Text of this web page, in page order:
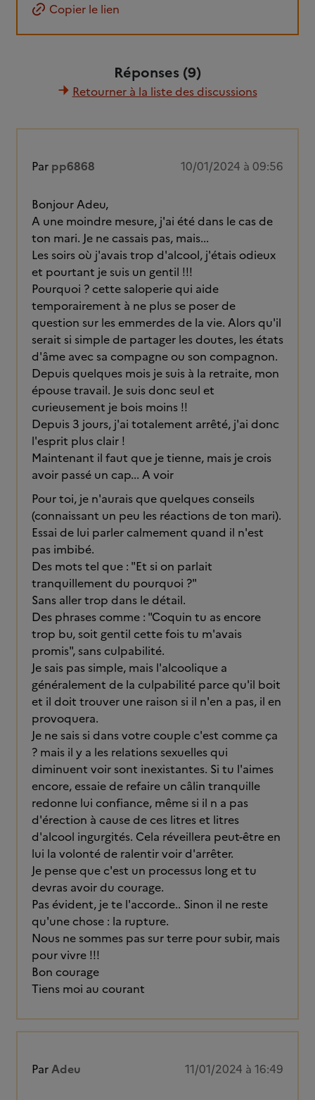
Copier le lien
Réponses (9)
Retourner à la liste des discussions
Par pp6868 10/01/2024 à 09:56
Bonjour Adeu,
A une moindre mesure, j'ai été dans le cas de
ton mari. Je ne cassais pas, mais...
Les soirs où j'avais trop d'alcool, j'étais odieux
et pourtant je suis un gentil !!!
Pourquoi ? cette saloperie qui aide
temporairement à ne plus se poser de
question sur les emmerdes de la vie. Alors qu'il
serait si simple de partager les doutes, les états
d'âme avec sa compagne ou son compagnon.
Depuis quelques mois je suis à la retraite, mon
épouse travail. Je suis donc seul et
curieusement je bois moins !!
Depuis 3 jours, j'ai totalement arrêté, j'ai donc
l'esprit plus clair !
Maintenant il faut que je tienne, mais je crois
avoir passé un cap... A voir
Pour toi, je n'aurais que quelques conseils
(connaissant un peu les réactions de ton mari).
Essai de lui parler calmement quand il n'est
pas imbibé.
Des mots tel que : "Et si on parlait
tranquillement du pourquoi ?"
Sans aller trop dans le détail.
Des phrases comme : "Coquin tu as encore
trop bu, soit gentil cette fois tu m'avais
promis", sans culpabilité.
Je sais pas simple, mais l'alcoolique a
généralement de la culpabilité parce qu'il boit
et il doit trouver une raison si il n'en a pas, il en
provoquera.
Je ne sais si dans votre couple c'est comme ça
? mais il y a les relations sexuelles qui
diminuent voir sont inexistantes. Si tu l'aimes
encore, essaie de refaire un câlin tranquille
redonne lui confiance, même si il n a pas
d'érection à cause de ces litres et litres
d'alcool ingurgités. Cela réveillera peut-être en
lui la volonté de ralentir voir d'arrêter.
Je pense que c'est un processus long et tu
devras avoir du courage.
Pas évident, je te l'accorde.. Sinon il ne reste
qu'une chose : la rupture.
Nous ne sommes pas sur terre pour subir, mais
pour vivre !!!
Bon courage
Tiens moi au courant
ParAdeu 11/01/2024 à 16:49